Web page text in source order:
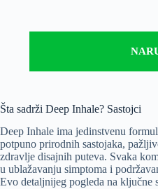
Šta sadrži Deep Inhale? Sastojci
Deep Inhale ima jedinstvenu
potpuno prirodnih sastojaka,
zdravlje disajnih puteva. Svaka
u ublažavanju simptoma i
Evo detaljnijeg pogleda na ključne